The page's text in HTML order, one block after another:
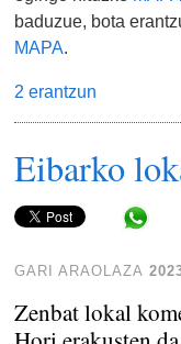
baduzue, bota
MAPA.
2 erantzun
Eibarko
GARI ARAOLAZA
Zenbat lokal